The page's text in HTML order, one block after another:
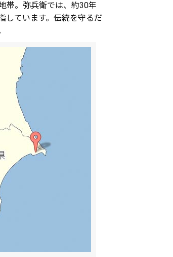
帯。弥兵衛では、約30年
しています。伝統を守るだ